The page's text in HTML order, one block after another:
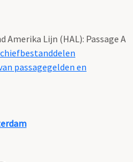
Amerika Lijn (HAL): Passage A
passagegelden en